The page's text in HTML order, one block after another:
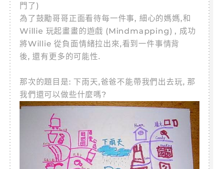
門了)
為了鼓勵哥哥正面看待每一件事, 細心的媽媽,和
Willie 玩起畫畫的遊戲 (Mindmapping) , 成功
將Willie 從負面情緒拉出來,看到一件事情背
後, 還有更多的可能性.
那次的題目是: 下雨天,爸爸不能帶我們出去玩, 那
我們還可以做些什麼嗎?